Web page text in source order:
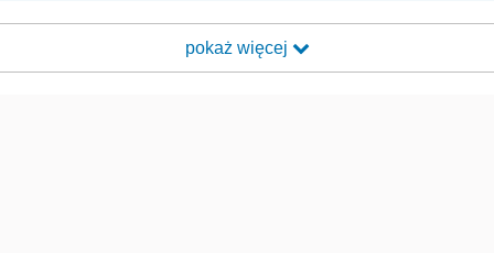
pokaż więcej